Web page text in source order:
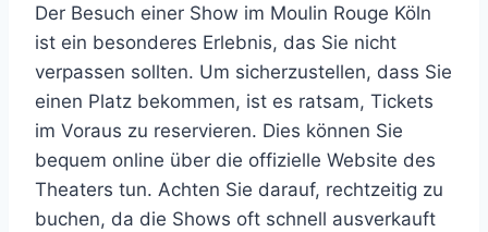
Der Besuch einer Show im Moulin Rouge Köln
ist ein besonderes Erlebnis, das Sie nicht
verpassen sollten. Um sicherzustellen, dass Sie
einen Platz bekommen, ist es ratsam, Tickets
im Voraus zu reservieren. Dies können Sie
bequem online über die offizielle Website des
Theaters tun. Achten Sie darauf, rechtzeitig zu
buchen, da die Shows oft schnell ausverkauft